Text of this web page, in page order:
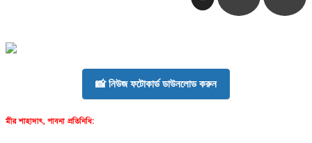
📸 নিউজ ফটোকার্ড ডাউনলোড করুন
মীর শাহাদাৎ, পাবনা প্রতিনিধি: